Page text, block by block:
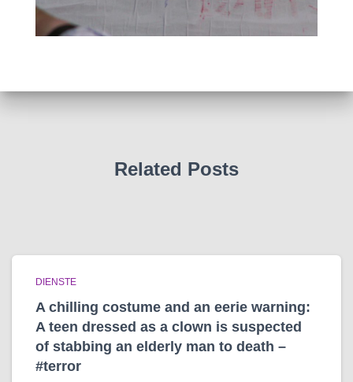
Related Posts
DIENSTE
A chilling costume and an eerie warning:
A teen dressed as a clown is suspected
of stabbing an elderly man to death –
#terror